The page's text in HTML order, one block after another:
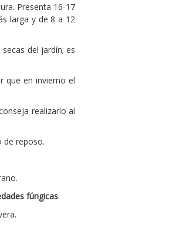
Presenta 16-17
larga y de 8 a 12
del jardín; es
que en invierno el
realizarlo al
de reposo.
fúngicas.